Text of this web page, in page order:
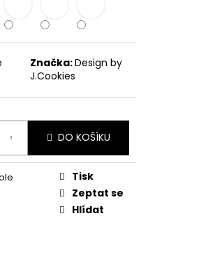
Značka:Design by
J.Cookies
DO KOŠÍKU
Tisk
Zeptat se
Hlídat